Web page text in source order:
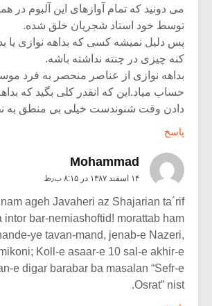
می دونید که تمام آوازهای این آلبوم در
توسط خود استاد شجریان خلق شده.
پس دلیل نمیشه کسی که بداهه نوازی یا
کنه چیزی در چنته نداشته باشه.
بداهه نوازی از عناصر منحصر به فرد
حساب میاد.این که انقدر کلی بگید که
دادن وقت شنوندست خیلی بی منطق به
پاسخ
Mohammad
۱۴ اسفند ۱۳۸۷ در ۸:۱۵ ب٫ظ
ageh Javaheri az Shajarian ta´rif
intor bar-nemiashoftid! morattab ham
ye tavan-mand, jenab-e Nazeri,
Koll-e asaar-e 10 sal-e akhir-e
e digar barabar ba masalan “Sefr-e
Osrat” nist.